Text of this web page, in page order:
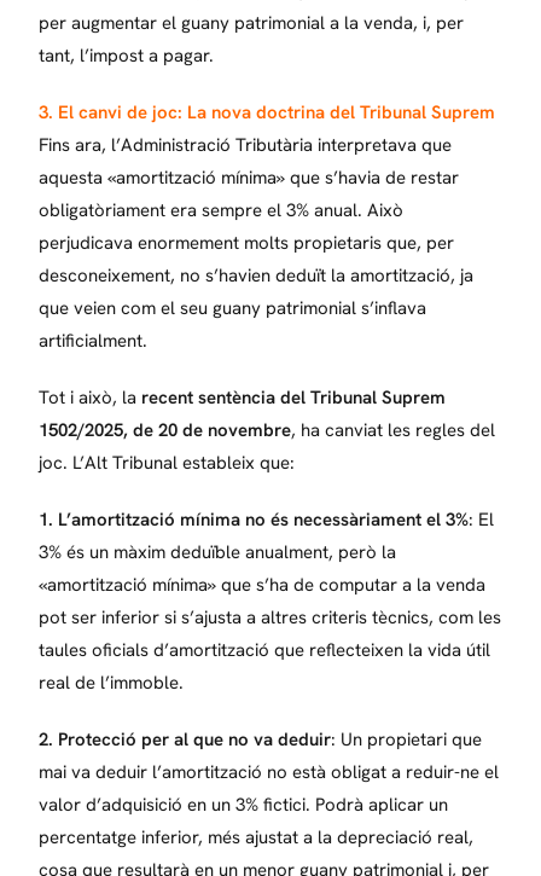
per augmentar el guany patrimonial a la venda, i, per
tant, l’impost a pagar.
3. El canvi de joc: La nova doctrina del Tribunal Suprem
Fins ara, l’Administració Tributària interpretava que
aquesta «amortització mínima» que s’havia de restar
obligatòriament era sempre el 3% anual. Això
perjudicava enormement molts propietaris que, per
desconeixement, no s’havien deduït la amortització, ja
que veien com el seu guany patrimonial s’inflava
artificialment.
Tot i això, la recent sentència del Tribunal Suprem
1502/2025, de 20 de novembre, ha canviat les regles del
joc. L’Alt Tribunal estableix que:
1. L’amortització mínima no és necessàriament el 3%: El
3% és un màxim deduïble anualment, però la
«amortització mínima» que s’ha de computar a la venda
pot ser inferior si s’ajusta a altres criteris tècnics, com les
taules oficials d’amortització que reflecteixen la vida útil
real de l’immoble.
2. Protecció per al que no va deduir: Un propietari que
mai va deduir l’amortització no està obligat a reduir-ne el
valor d’adquisició en un 3% fictici. Podrà aplicar un
percentatge inferior, més ajustat a la depreciació real,
cosa que resultarà en un menor guany patrimonial i, per